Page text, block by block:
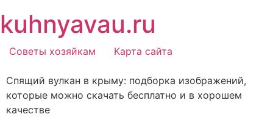
содержимому
kuhnyavau.ru
Советы хозяйкам Карта сайта
Спящий вулкан в крыму: подборка изображений,
которые можно скачать бесплатно и в хорошем
качестве